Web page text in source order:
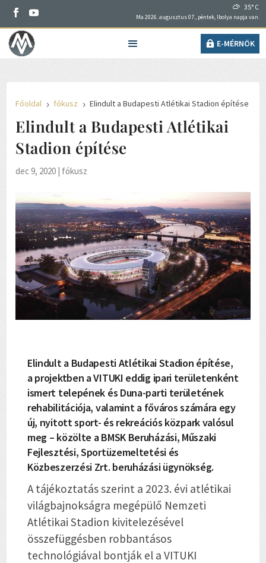
35° C
Ma 2026. augusztus 07., péntek, Ibolya napja van.
E-MÉRNÖK
Főoldal 5 fókusz 5 Elindult a Budapesti Atlétikai Stadion építése
Elindult a Budapesti Atlétikai
Stadion építése
dec 9, 2020 fókusz
Elindult a Budapesti Atlétikai Stadion építése,
a projektben a VITUKI eddig ipari területenként
ismert telepének és Duna-parti területének
rehabilitációja, valamint a főváros számára egy
új, nyitott sport- és rekreációs közpark valósul
meg – közölte a BMSK Beruházási, Műszaki
Fejlesztési, Sportüzemeltetési és
Közbeszerzési Zrt. beruházási ügynökség.
A tájékoztatás szerint a 2023. évi atlétikai
világbajnokságra megépülő Nemzeti
Atlétikai Stadion kivitelezésével
összefüggésben robbantásos
technológiával bontják el a VITUKI